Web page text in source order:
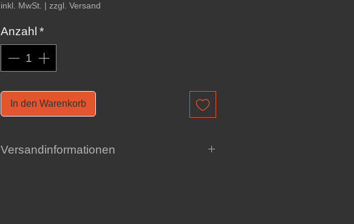
inkl. MwSt. | zzgl. Versand
Anzahl *
In den Warenkorb
Versandinformationen